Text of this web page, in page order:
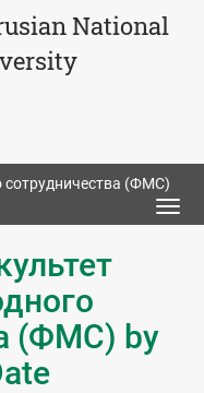
National
сотрудничества (ФМС)
(ФМС) by